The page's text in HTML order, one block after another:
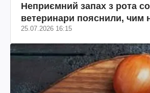
Неприємний запах з рота
ветеринари пояснили, чим
25.07.2026 16:15